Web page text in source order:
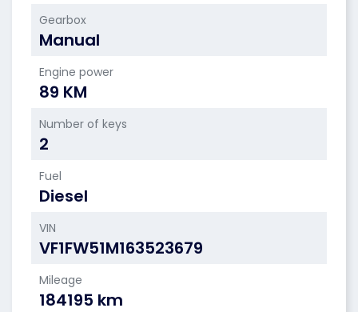
Gearbox
Manual
Engine power
89 KM
Number of keys
2
Fuel
Diesel
VIN
VF1FW51M163523679
Mileage
184195 km